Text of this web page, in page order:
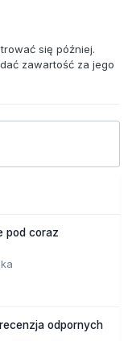
się później.
zawartość za jego
pod coraz
odpornych